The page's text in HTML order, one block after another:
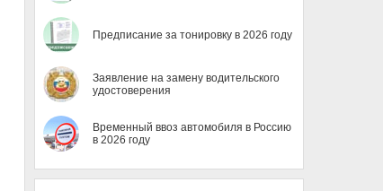
Предписание за тонировку в 2026 году
Заявление на замену водительского
удостоверения
Временный ввоз автомобиля в Россию
в 2026 году